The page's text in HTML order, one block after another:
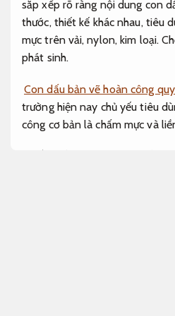
sắp xếp rõ ràng nội dung con
thước, thiết kế khác nhau, tiêu
mực trên vải, nylon, kim loại.
phát sinh.
Con dấu bản vẽ hoàn công
trường hiện nay chủ yếu tiêu
công cơ bản là chấm mực và
Khắc dấu hoàn công liền